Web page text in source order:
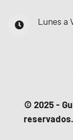
Lunes a
© 2025 -